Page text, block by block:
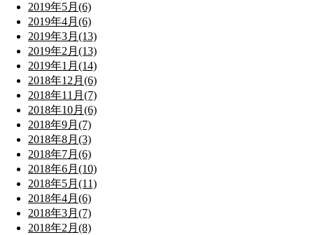
2019年5月(6)
2019年4月(6)
2019年3月(13)
2019年2月(13)
2019年1月(14)
2018年12月(6)
2018年11月(7)
2018年10月(6)
2018年9月(7)
2018年8月(3)
2018年7月(6)
2018年6月(10)
2018年5月(11)
2018年4月(6)
2018年3月(7)
2018年2月(8)